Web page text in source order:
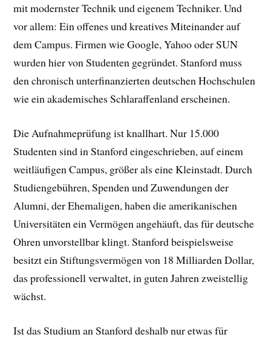
mit modernster Technik und eigenem Techniker. Und
vor allem: Ein offenes und kreatives Miteinander auf
dem Campus. Firmen wie Google, Yahoo oder SUN
wurden hier von Studenten gegründet. Stanford muss
den chronisch unterfinanzierten deutschen Hochschulen
wie ein akademisches Schlaraffenland erscheinen.
Die Aufnahmeprüfung ist knallhart. Nur 15.000
Studenten sind in Stanford eingeschrieben, auf einem
weitläufigen Campus, größer als eine Kleinstadt. Durch
Studiengebühren, Spenden und Zuwendungen der
Alumni, der Ehemaligen, haben die amerikanischen
Universitäten ein Vermögen angehäuft, das für deutsche
Ohren unvorstellbar klingt. Stanford beispielsweise
besitzt ein Stiftungsvermögen von 18 Milliarden Dollar,
das professionell verwaltet, in guten Jahren zweistellig
wächst.
Ist das Studium an Stanford deshalb nur etwas für